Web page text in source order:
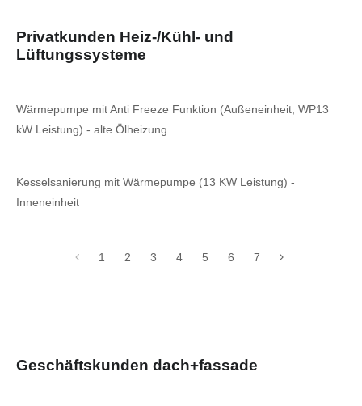
Privatkunden Heiz-/Kühl- und
Lüftungssysteme
Wärmepumpe mit Anti Freeze Funktion (Außeneinheit, WP13
kW Leistung) - alte Ölheizung
Kesselsanierung mit Wärmepumpe (13 KW Leistung) -
Inneneinheit
1 2 3 4 5 6 7
Geschäftskunden dach+fassade